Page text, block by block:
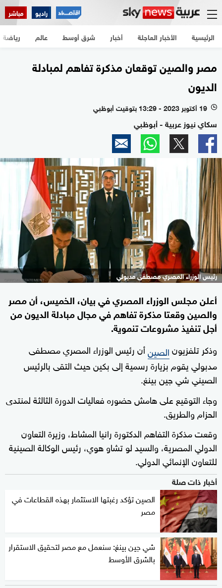
راديو مباشر
الرئيسية الأخبار العاجلة أخبار شرق أوسط عالم رياضة
مصر والصين توقعان مذكرة تفاهم لمبادلة
الديون
l 19 أكتوبر 2023 - 13:29 بتوقيت أبوظبي
سكاي نيوز عربية - أبوظبي
رئيس الوزراء المصري مصطفى مدبولي
أعلن مجلس الوزراء المصري في بيان، الخميس، أن مصر
والصين وقعتا مذكرة تفاهم في مجال مبادلة الديون من
أجل تنفيذ مشروعات تنموية.
وذكر تلفزيونالصينأن رئيس الوزراء المصري مصطفى
مدبولي يقوم بزيارة رسمية إلى بكين حيث التقى بالرئيس
الصيني شي جين بينغ.
وجاء التوقيع على هامش حضوره فعاليات الدورة الثالثة لمنتدى
الحزام والطريق.
وقعت مذكرة التفاهم الدكتورة رانيا المشاط، وزيرة التعاون
الدولي المصرية، والسيد لو تشاو هوي، رئيس الوكالة الصينية
للتعاون الإنمائي الدولي.
أخبار ذات صلة
الصين تؤكد رغبتها الاستثمار بهذه القطاعات في
مصر
شي جين بينغ: سنعمل مع مصر لتحقيق الاستقرار
بالشرق الأوسط